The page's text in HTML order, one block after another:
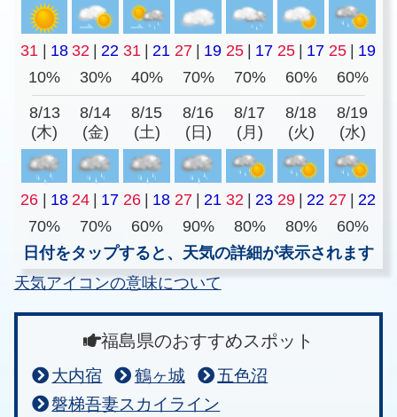
31 | 18 32 | 22 31 | 21 27 | 19 25 | 17 25 | 17 25 | 19
10%
30% 40% 70% 70% 60% 60%
8/13
(木)
8/14
(金)
8/15
(土)
8/16
(日)
8/17
(月)
8/18
(火)
8/19
(水)
26 18 24 17 26 18 27 21 32 23 29 22 27
22
70%
70% 60% 90% 80% 80%
60%
日付をタップすると、天気の詳細が表示されます
天気アイコンの意味について
福島県のおすすめスポット
大内宿 鶴ヶ城
五色沼
磐梯吾妻スカイライン